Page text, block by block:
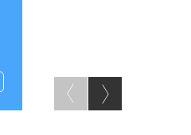
CONTINUA A LEGGERE